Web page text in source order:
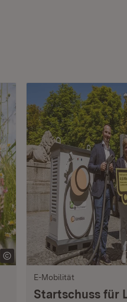
E-Mobilität
Startschuss für